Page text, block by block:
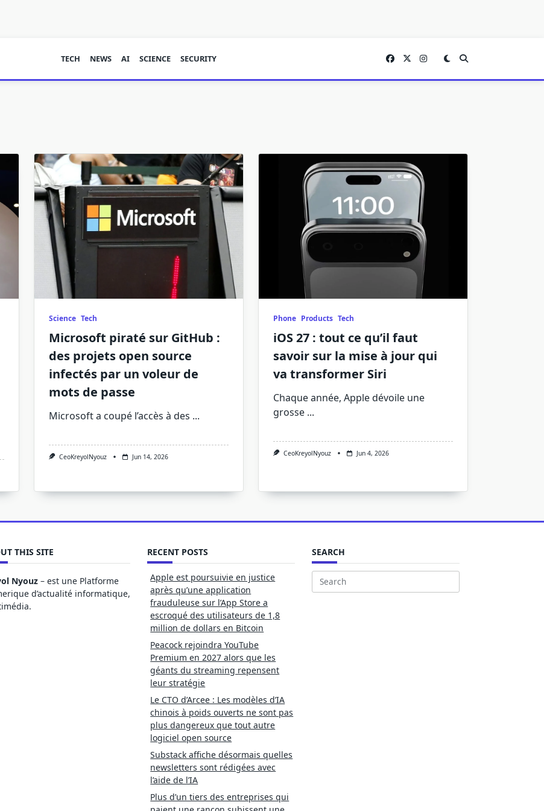
TECH NEWS AI SCIENCE SECURITY
Science Tech
Microsoft piraté sur GitHub :
des projets open source
infectés par un voleur de
mots de passe
Microsoft a coupé l’accès à des ...
CeoKreyolNyouz Jun 14, 2026
Phone Products Tech
iOS 27 : tout ce qu’il faut
savoir sur la mise à jour qui
va transformer Siri
Chaque année, Apple dévoile une
grosse ...
CeoKreyolNyouz Jun 4, 2026
THIS SITE
Nyouz – est une Platforme
d’actualité informatique,
RECENT POSTS
Apple est poursuivie en justice
après qu’une application
frauduleuse sur l’App Store a
escroqué des utilisateurs de 1,8
million de dollars en Bitcoin
Peacock rejoindra YouTube
Premium en 2027 alors que les
géants du streaming repensent
leur stratégie
Le CTO d’Arcee : Les modèles d’IA
chinois à poids ouverts ne sont pas
plus dangereux que tout autre
logiciel open source
Substack affiche désormais quelles
newsletters sont rédigées avec
l’aide de l’IA
Plus d’un tiers des entreprises qui
SEARCH
Search